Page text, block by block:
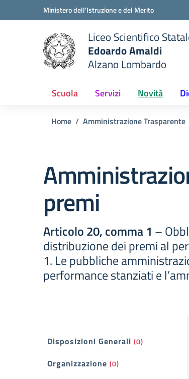
Vai ai contenuti
Vai al menu di navigazioneMinistero dell'Istruzione e del Merito
scuola
Liceo Scientifico
Edoardo Amaldi
Alzano Lombardo
Scuola Servizi Novità
Home Amministrazione Trasparente
premi
Articolo 20, comma 1 –
distribuzione dei premi al
1. Le pubbliche
performance stanziati e
Filtri
Disposizioni Generali (0)
Organizzazione (0)